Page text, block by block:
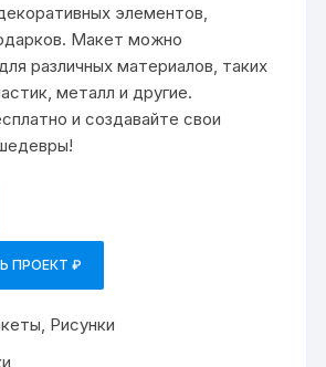
элементов,
Макет можно
различных материалов, таких
металл и другие.
и создавайте свои
ПРОЕКТ ₽
Рисунки